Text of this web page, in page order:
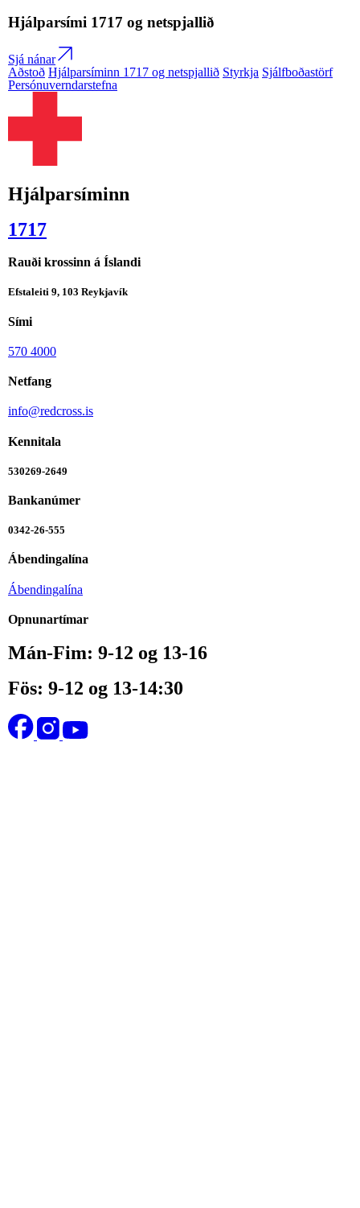
Hjálparsími 1717 og netspjallið
Sjá nánar
Aðstoð Hjálparsíminn 1717 og netspjallið Styrkja Sjálfboðastörf
Persónuverndarstefna
Hjálparsíminn
1717
Rauði krossinn á Íslandi
Efstaleiti 9, 103 Reykjavík
Sími
570 4000
Netfang
info@redcross.is
Kennitala
530269-2649
Bankanúmer
0342-26-555
Ábendingalína
Ábendingalína
Opnunartímar
Mán-Fim: 9-12 og 13-16
Fös: 9-12 og 13-14:30